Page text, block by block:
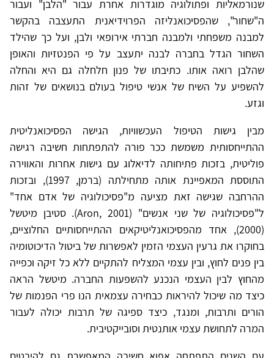
שנורמאליות ופתולוגיה מוגדרות אחרת עבור "הלבן" ועבור
ה"שחור", שהפסיכואנליזה הפרוידיאנית התעצבה בהקשר
למבנה משפחתי ולמבנה חברתי אירופאי ולבן, ועל כך שהילד
השחור הגדל בחברה לבנה יתעצב על פי הפנטזיות והאופן
שהלבן רואה אותו. כתיבתו של פנון חלחלה גם היא והחלה
להשפיע על השיח של אנשי טיפול בעולם בנושאים של זהות
וגזע.
מבין גישות הטיפול העכשוויות, הגישה הפסיכואנליטית
ההתייחסותית משמשת ככר פורה להתפתחות חשיבה רגישה
פוליטית, בזכות פתיחותה לדיאלוג עם גישות אחרות והאווירה
התוססת המאפיינת אותה מתחילתה (ברמן, 1997), ובזכות
ההרחבה שגישה זאת מציעה מ"פסיכולוגיה של אדם אחד"
ל"פסיכולוגיה של שני אנשים" (Aron, 2001). סטיבן מיטשל
(2000), אחד מהפסיכואנליטיקאים ההתייחסותיים החלוציים,
בחוקרו את גרעין העצמי הזמין לאפשרות של ביטול הדיכוטומיה
בין פנים לחוץ, ובין עצמי המצליח להתקיים ללא כל זיקה וכפייה
מהחוץ לבין העצמי הנכנע להשפעות החברה. מיטשל הראה
כיצד מה שיכול להיראות כבחירה עצמאית הנו פרי הפנמות של
הורים ותרבות, ומנגד, כיצד ספיגה של תרבות יכולה לעבור
המרה לתחושת עצמי אותנטית וסובייקטיבית.